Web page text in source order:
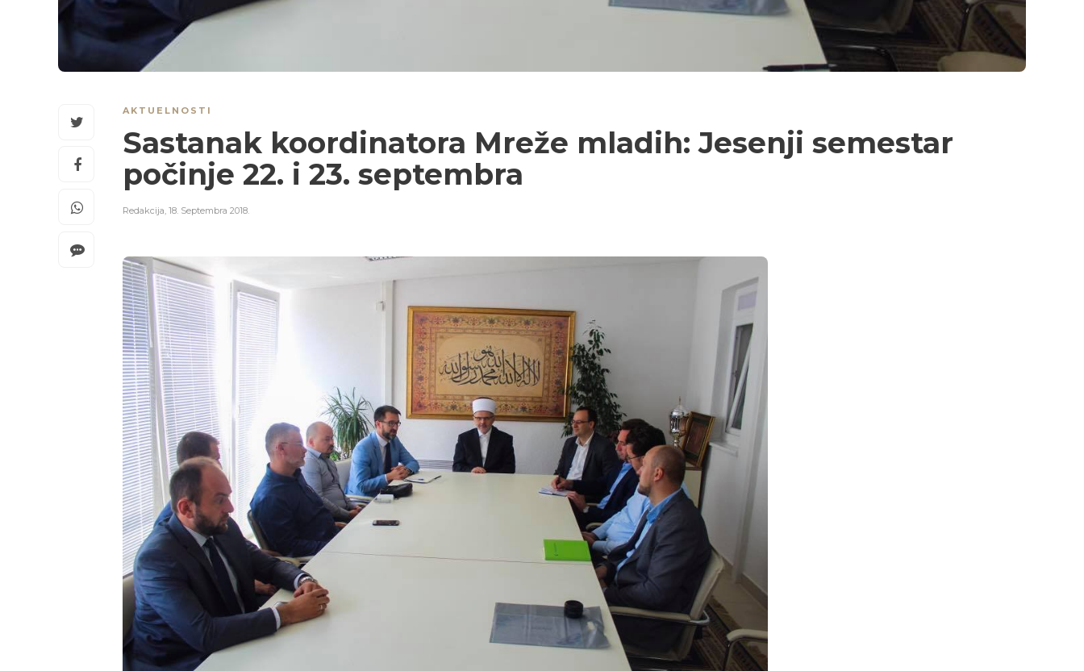
AKTUELNOSTI
Sastanak koordinatora Mreže mladih: Jesenji semestar
počinje 22. i 23. septembra
Redakcija, 18. Septembra 2018.